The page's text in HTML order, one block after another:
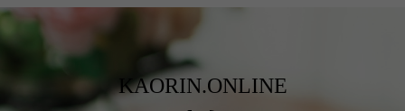
KAORIN.ONLINE